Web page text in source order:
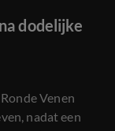
dodelijke
Venen
nadat een